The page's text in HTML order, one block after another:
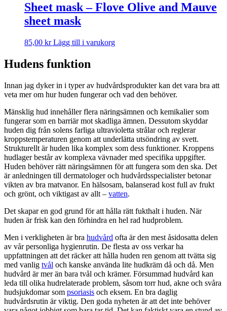
Sheet mask – Flove Olive and Mauve
sheet mask
85,00 kr Lägg till i varukorg
Hudens funktion
Innan jag dyker in i typer av hudvårdsprodukter kan det vara bra att
veta mer om hur huden fungerar och vad den behöver.
Mänsklig hud innehåller flera näringsämnen och kemikalier som
fungerar som en barriär mot skadliga ämnen. Dessutom skyddar
huden dig från solens farliga ultravioletta strålar och reglerar
kroppstemperaturen genom att underlätta utsöndring av svett.
Strukturellt är huden lika komplex som dess funktioner. Kroppens
hudlager består av komplexa vävnader med specifika uppgifter.
Huden behöver rätt näringsämnen för att fungera som den ska. Det
är anledningen till dermatologer och hudvårdsspecialister betonar
vikten av bra matvanor. En hälsosam, balanserad kost full av frukt
och grönt, och viktigast av allt – vatten.
Det skapar en god grund för att hålla rätt fukthalt i huden. När
huden är frisk kan den förhindra en hel rad hudproblem.
Men i verkligheten är bra hudvård ofta är den mest åsidosatta delen
av vår personliga hygienrutin. De flesta av oss verkar ha
uppfattningen att det räcker att hålla huden ren genom att tvätta sig
med vanlig tvål och kanske använda lite hudkräm då och då. Men
hudvård är mer än bara tvål och krämer. Försummad hudvård kan
leda till olika hudrelaterade problem, såsom torr hud, akne och svåra
hudsjukdomar som psoriasis och eksem. En bra daglig
hudvårdsrutin är viktig. Den goda nyheten är att det inte behöver